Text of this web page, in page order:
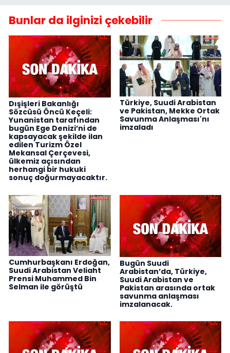
Bunlar da ilginizi çekebilir
Dışişleri Bakanlığı
Sözcüsü Öncü Keçeli:
Yunanistan tarafından
bugün Ege Denizi’ni de
kapsayacak şekilde ilan
edilen Turizm Özel
Mekansal Çerçevesi,
ülkemiz açısından
herhangi bir hukuki
sonuç doğurmayacaktır.
Türkiye, Suudi Arabistan
ve Pakistan, Mekke Ortak
Savunma Anlaşması'nı
imzaladı
Cumhurbaşkanı Erdoğan,
Suudi Arabistan Veliaht
Prensi Muhammed Bin
Selman ile görüştü
Bugün Suudi
Arabistan’da, Türkiye,
Suudi Arabistan ve
Pakistan arasında ortak
savunma anlaşması
imzalanacak.